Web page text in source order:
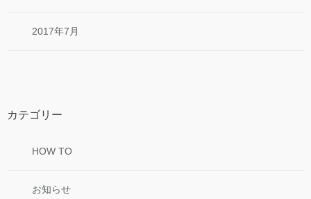
2017年7月
カテゴリー
HOW TO
お知らせ